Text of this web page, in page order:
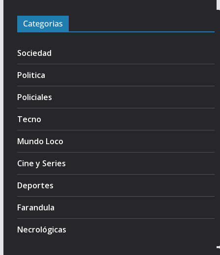
Categorias
Sociedad
Politica
Policiales
Tecno
Mundo Loco
Cine y Series
Deportes
Farandula
Necrológicas